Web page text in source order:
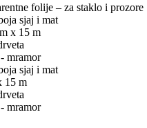
folije – za staklo i prozore
sjaj i mat
x 15 m
mramor
sjaj i mat
15 m
mramor